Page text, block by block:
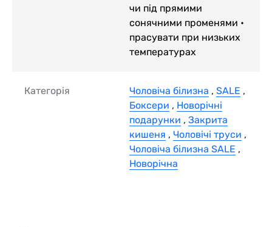
чи під прямими
сонячними променями •
прасувати при низьких
температурах
Категорія Чоловіча білизна , SALE ,
Боксери , Новорічні
подарунки , Закрита
кишеня , Чоловічі труси ,
Чоловіча білизна SALE ,
Новорічна